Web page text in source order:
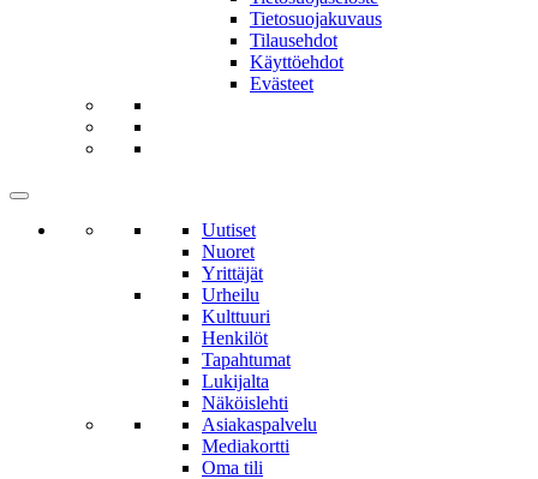
Tietosuojakuvaus
Tilausehdot
Käyttöehdot
Evästeet
Uutiset
Nuoret
Yrittäjät
Urheilu
Kulttuuri
Henkilöt
Tapahtumat
Lukijalta
Näköislehti
Asiakaspalvelu
Mediakortti
Oma tili